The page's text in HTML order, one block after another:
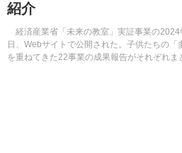
紹介
経済産業省「未来の教室」実証事業の
日、Webサイトで公開された。子供たちの
を重ねてきた22事業の成果報告がそれぞれま